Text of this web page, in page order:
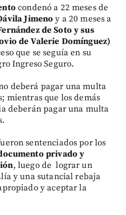
condenó a 22 meses de
Jimeno y a 20 meses a
de Soto y sus
de Valerie Domínguez)
que se seguía en su
Ingreso Seguro.
deberá pagar una multa
mientras que los demás
deberán pagar una multa
sentenciados por los
privado y
, luego de lograr un
y una sutancial rebaja
y aceptar la